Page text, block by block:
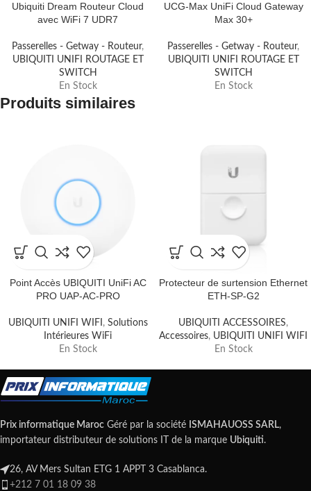
Ubiquiti Dream Routeur Cloud
avec WiFi 7 UDR7
Passerelles - Getway - Routeur,
UBIQUITI UNIFI ROUTAGE ET
SWITCH
En Stock
UCG-Max UniFi Cloud Gateway
Max 30+
Passerelles - Getway - Routeur,
UBIQUITI UNIFI ROUTAGE ET
SWITCH
En Stock
Produits similaires
Point Accès UBIQUITI UniFi AC
PRO UAP-AC-PRO
UBIQUITI UNIFI WIFI , Solutions
Intérieures WiFi
En Stock
Protecteur de surtension Ethernet
ETH-SP-G2
UBIQUITI ACCESSOIRES,
Accessoires, UBIQUITI UNIFI WIFI
En Stock
Prix informatique Maroc Géré par la société ISMAHAUOSS SARL,
importateur distributeur de solutions IT de la marque Ubiquiti.
26, AV Mers Sultan ETG 1 APPT 3 Casablanca.
+212 7 01 18 09 38